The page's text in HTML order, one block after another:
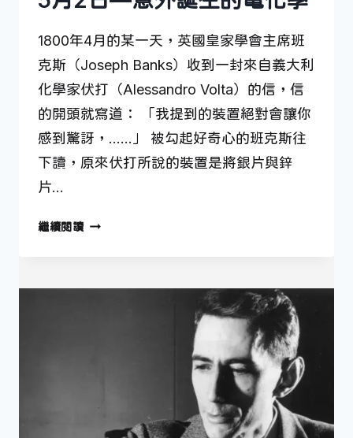
1800年4月的某一天，英國皇家學會主席班
克斯（Joseph Banks）收到一封來自義大利
化學家伏打（Alessandro Volta）的信，信
的開頭就寫道： 「我提到的裝置絕對會讓你
感到驚訝，……」 被勾起好奇心的班克斯往
下讀，原來伏打所說的裝置是將銀片與鋅
片…
繼續閱讀5